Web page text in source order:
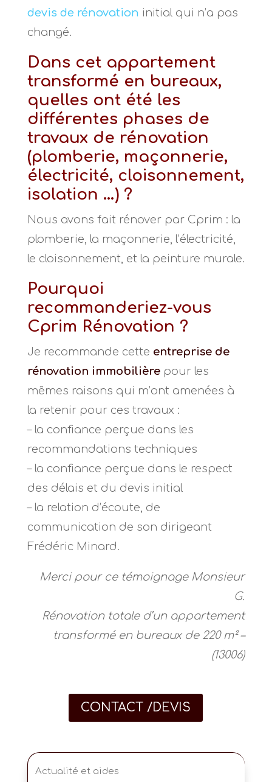
devis de rénovation initial qui n’a pas
changé.
Dans cet appartement
transformé en bureaux,
quelles ont été les
différentes phases de
travaux de rénovation
(plomberie, maçonnerie,
électricité, cloisonnement,
isolation …) ?
Nous avons fait rénover par Cprim : la
plomberie, la maçonnerie, l’électricité,
le cloisonnement, et la peinture murale.
Pourquoi
recommanderiez-vous
Cprim Rénovation ?
Je recommande cette entreprise de
rénovation immobilièrepour les
mêmes raisons qui m’ont amenées à
la retenir pour ces travaux :
– la confiance perçue dans les
recommandations techniques
– la confiance perçue dans le respect
des délais et du devis initial
– la relation d’écoute, de
communication de son dirigeant
Frédéric Minard.
Merci pour ce témoignage Monsieur
G.
Rénovation totale d’un appartement
transformé en bureaux de 220 m² –
(13006)
CONTACT /DEVIS
Actualité et aides